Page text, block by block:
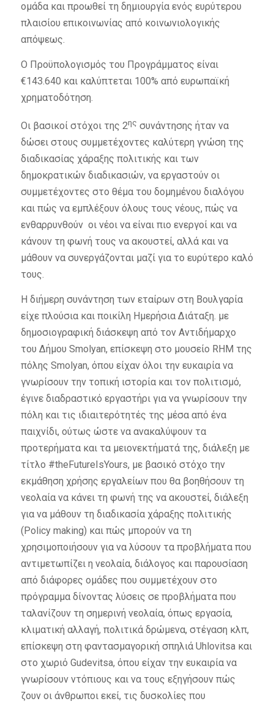
ομάδα και προωθεί τη δημιουργία ενός ευρύτερου
πλαισίου επικοινωνίας από κοινωνιολογικής
απόψεως.
Ο Προϋπολογισμός του Προγράμματος είναι
€143.640 και καλύπτεται 100% από ευρωπαϊκή
χρηματοδότηση.
Οι βασικοί στόχοι της 2ης συνάντησης ήταν να
δώσει στους συμμετέχοντες καλύτερη γνώση της
διαδικασίας χάραξης πολιτικής και των
δημοκρατικών διαδικασιών, να εργαστούν οι
συμμετέχοντες στο θέμα του δομημένου διαλόγου
και πώς να εμπλέξουν όλους τους νέους, πώς να
ενθαρρυνθούν οι νέοι να είναι πιο ενεργοί και να
κάνουν τη φωνή τους να ακουστεί, αλλά και να
μάθουν να συνεργάζονται μαζί για το ευρύτερο καλό
τους.
Η διήμερη συνάντηση των εταίρων στη Βουλγαρία
είχε πλούσια και ποικίλη Ημερήσια Διάταξη. με
δημοσιογραφική διάσκεψη από τον Αντιδήμαρχο
του Δήμου Smolyan, επίσκεψη στο μουσείο RHM της
πόλης Smolyan, όπου είχαν όλοι την ευκαιρία να
γνωρίσουν την τοπική ιστορία και τον πολιτισμό,
έγινε διαδραστικό εργαστήρι για να γνωρίσουν την
πόλη και τις ιδιαιτερότητές της μέσα από ένα
παιχνίδι, ούτως ώστε να ανακαλύψουν τα
προτερήματα και τα μειονεκτήματά της, διάλεξη με
τίτλο #theFutureIsYours, με βασικό στόχο την
εκμάθηση χρήσης εργαλείων που θα βοηθήσουν τη
νεολαία να κάνει τη φωνή της να ακουστεί, διάλεξη
για να μάθουν τη διαδικασία χάραξης πολιτικής
(Policy making) και πώς μπορούν να τη
χρησιμοποιήσουν για να λύσουν τα προβλήματα που
αντιμετωπίζει η νεολαία, διάλογος και παρουσίαση
από διάφορες ομάδες που συμμετέχουν στο
πρόγραμμα δίνοντας λύσεις σε προβλήματα που
ταλανίζουν τη σημερινή νεολαία, όπως εργασία,
κλιματική αλλαγή, πολιτικά δρώμενα, στέγαση κλπ,
επίσκεψη στη φαντασμαγορική σπηλιά Uhlovitsa και
στο χωριό Gudevitsa, όπου είχαν την ευκαιρία να
γνωρίσουν ντόπιους και να τους εξηγήσουν πώς
ζουν οι άνθρωποι εκεί, τις δυσκολίες που